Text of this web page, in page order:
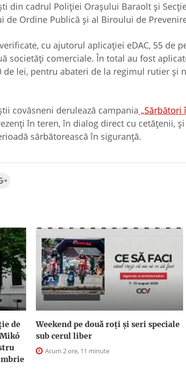
din cadrul Poliției Orașului Baraolt și
de Ordine Publică și al Biroului de
cu ajutorul aplicației eDAC, 55 de
societăți comerciale. În total au fost
de lei, pentru abateri de la regimul rutier și
covăsneni derulează campania „Sărbători
în teren, în dialog direct cu cetățenii,
sărbătorească în siguranță.
de
Weekend pe două roți și seri speciale
sub cerul liber
Acum 2 ore, 11 minute